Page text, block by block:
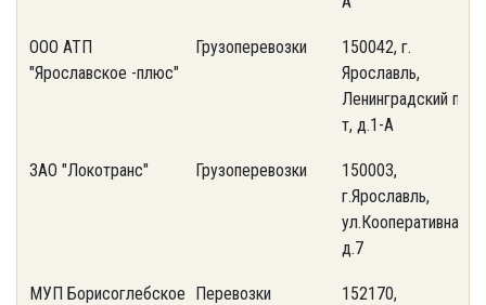
ООО АТП
"Ярославское -плюс"
Грузоперевозки
150042, г.
Ярославль,
Ленинградский пр-
т, д.1-А
ЗАО "Локотранс" Грузоперевозки
150003,
г.Ярославль,
ул.Кооперативная,
д.7
МУП Борисоглебское Перевозки
152170,